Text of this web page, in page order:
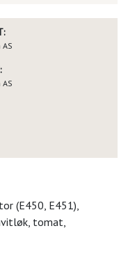
(E450, E451),
tomat,